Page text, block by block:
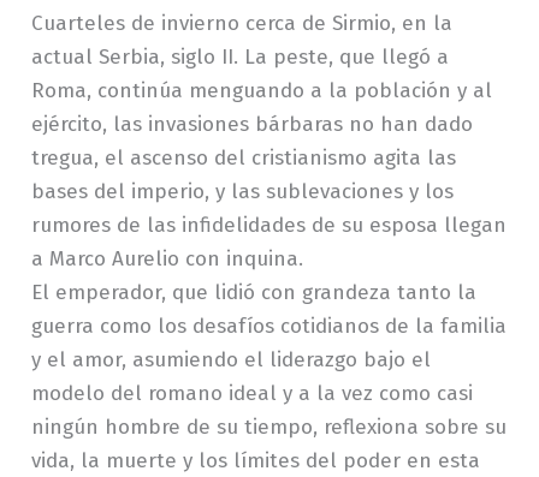
Cuarteles de invierno cerca de Sirmio, en la
actual Serbia, siglo II. La peste, que llegó a
Roma, continúa menguando a la población y al
ejército, las invasiones bárbaras no han dado
tregua, el ascenso del cristianismo agita las
bases del imperio, y las sublevaciones y los
rumores de las infidelidades de su esposa llegan
a Marco Aurelio con inquina.
El emperador, que lidió con grandeza tanto la
guerra como los desafíos cotidianos de la familia
y el amor, asumiendo el liderazgo bajo el
modelo del romano ideal y a la vez como casi
ningún hombre de su tiempo, reflexiona sobre su
vida, la muerte y los límites del poder en esta